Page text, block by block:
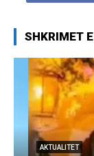
SHKRIMET
AKTUALITET